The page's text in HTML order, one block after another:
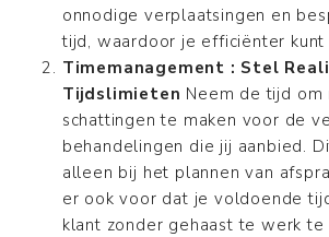
onnodige verplaatsingen en
tijd, waardoor je efficiënter kunt
Timemanagement : Stel
Tijdslimieten Neem de tijd om
schattingen te maken voor de
behandelingen die jij aanbied.
alleen bij het plannen van
er ook voor dat je voldoende
klant zonder gehaast te werk te